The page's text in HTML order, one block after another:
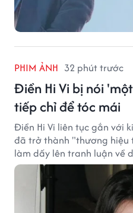
PHIM ẢNH 32 phút trước
Điền Hi Vi bị nói
tiếp chỉ để tóc mái
Điền Hi Vi liên tục gắn với
đã trở thành "thương hiệu
làm dấy lên tranh luận về
năng biến hóa trên màn